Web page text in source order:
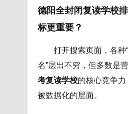
德阳全封闭复读学校
标更重要？
打开搜索页面，各种
名”层出不穷，但多数是营
考复读学校的核心竞争
被数据化的层面。